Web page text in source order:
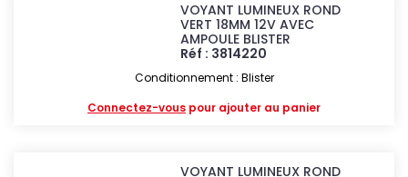
VOYANT LUMINEUX ROND
VERT 18MM 12V AVEC
AMPOULE BLISTER
Réf : 3814220
Conditionnement : Blister
Connectez-vous pour ajouter au panier
VOYANT LUMINEUX ROND